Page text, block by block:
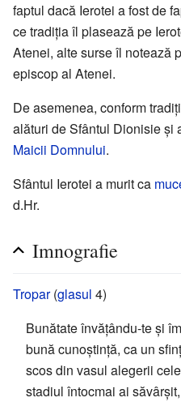
faptul dacă Ierotei a fost de
ce tradiția îl plasează pe
Atenei, alte surse îl notează
episcop al Atenei.
De asemenea, conform
alături de Sfântul Dionisie și
Maicii Domnului.
Sfântul Ierotei a murit ca
d.Hr.
Imnografie
Tropar(glasul 4)
Bunătate învățându-te și
bună cunoștință, ca un
scos din vasul alegerii
stadiul întocmai ai